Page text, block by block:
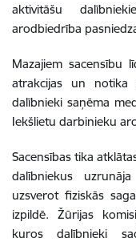
aktivitāšu
arodbiedrība
Mazajiem sacensību
atrakcijas un notika
dalībnieki saņēma
Iekšlietu darbinieku
Sacensības tika
dalībniekus
uzsverot fiziskās
izpildē. Žūrijas
kuros dalībnieki